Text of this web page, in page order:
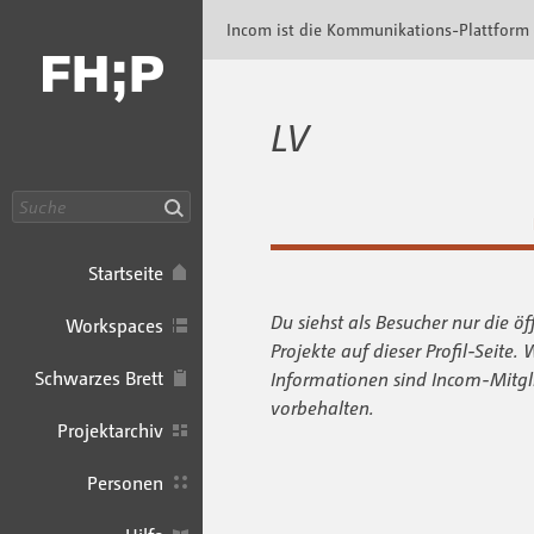
Startseite
Workspaces
Schwarzes Brett
Projektarchiv
Personen
Incom ist die Kommunikations-Plattform
LV
Du siehst als Besucher nur die
Projekte auf dieser Profil-Seite.
Informationen sind Incom-
vorbehalten.